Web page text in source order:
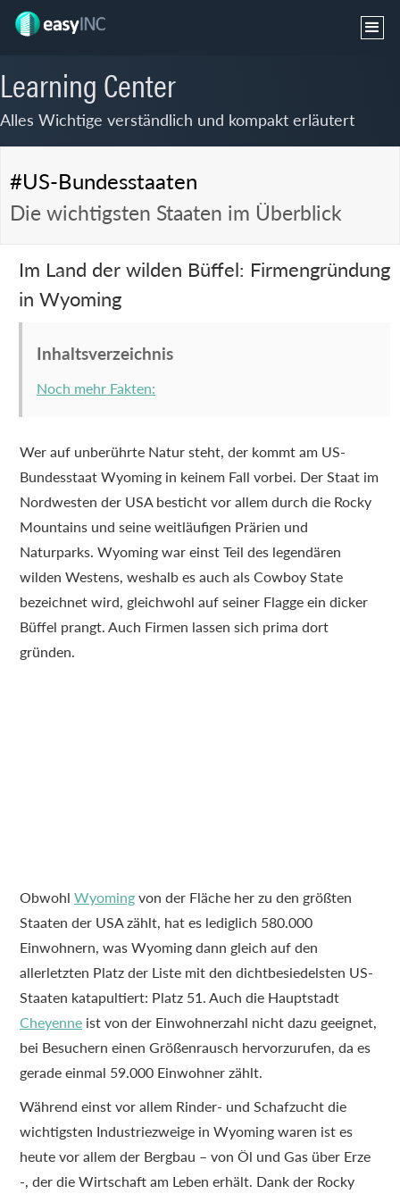
Learning Center
Alles Wichtige verständlich und kompakt erläutert
#US-Bundesstaaten
Die wichtigsten Staaten im Überblick
Im Land der wilden Büffel: Firmengründung
in Wyoming
Inhaltsverzeichnis
Noch mehr Fakten:
Wer auf unberührte Natur steht, der kommt am US-
Bundesstaat Wyoming in keinem Fall vorbei. Der Staat im
Nordwesten der USA besticht vor allem durch die Rocky
Mountains und seine weitläufigen Prärien und
Naturparks. Wyoming war einst Teil des legendären
wilden Westens, weshalb es auch als Cowboy State
bezeichnet wird, gleichwohl auf seiner Flagge ein dicker
Büffel prangt. Auch Firmen lassen sich prima dort
gründen.
Obwohl Wyomingvon der Fläche her zu den größten
Staaten der USA zählt, hat es lediglich 580.000
Einwohnern, was Wyoming dann gleich auf den
allerletzten Platz der Liste mit den dichtbesiedelsten US-
Staaten katapultiert: Platz 51. Auch die Hauptstadt
Cheyenne ist von der Einwohnerzahl nicht dazu geeignet,
bei Besuchern einen Größenrausch hervorzurufen, da es
gerade einmal 59.000 Einwohner zählt.
Während einst vor allem Rinder- und Schafzucht die
wichtigsten Industriezweige in Wyoming waren ist es
heute vor allem der Bergbau – von Öl und Gas über Erze
-, der die Wirtschaft am Leben erhält. Dank der Rocky